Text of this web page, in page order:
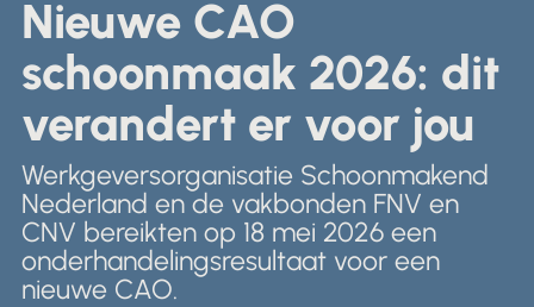
Winkels & Showroom
English
Nieuwe CAO
schoonmaak 2026: dit
verandert er voor jou
Werkgeversorganisatie Schoonmakend
Nederland en de vakbonden FNV en
CNV bereikten op 18 mei 2026 een
onderhandelingsresultaat voor een
nieuwe CAO.